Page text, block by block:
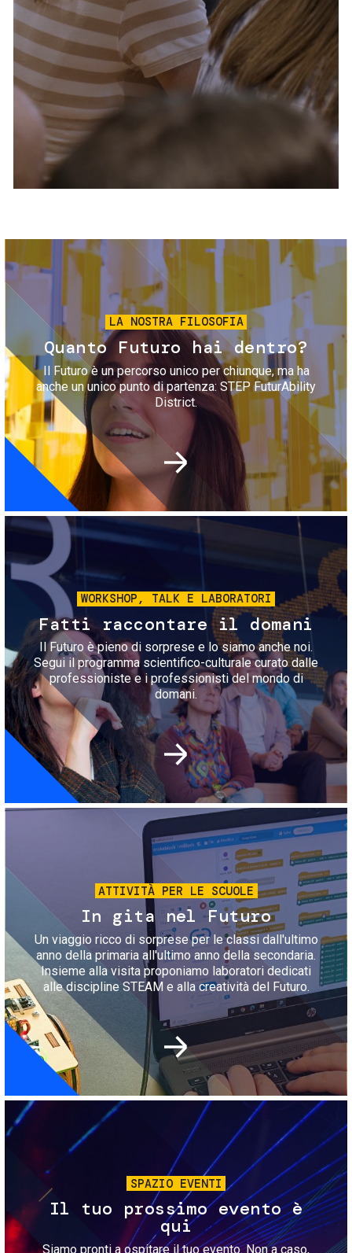
Servizi e accessibilità
Contatti
FAQ
Biglietti
Immagine
LA NOSTRA FILOSOFIA
Quanto Futuro hai dentro?
Il Futuro è un percorso unico per chiunque, ma ha
anche un unico punto di partenza: STEP FuturAbility
District.
Immagine
WORKSHOP, TALK E LABORATORI
Fatti raccontare il domani
Il Futuro è pieno di sorprese e lo siamo anche noi.
Segui il programma scientifico-culturale curato dalle
professioniste e i professionisti del mondo di
domani.
Immagine
ATTIVITÀ PER LE SCUOLE
In gita nel Futuro
Un viaggio ricco di sorprese per le classi dall'ultimo
anno della primaria all'ultimo anno della secondaria.
Insieme alla visita proponiamo laboratori dedicati
alle discipline STEAM e alla creatività del Futuro.
Immagine
SPAZIO EVENTI
Il tuo prossimo evento è
qui
Siamo pronti a ospitare il tuo evento. Non a caso,